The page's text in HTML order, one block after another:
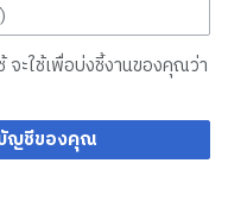
จะใช้เพื่อบ่งชี้งานของคุณว่า
ญชีของคุณ